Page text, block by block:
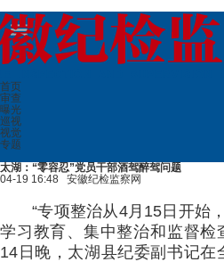
首页
审查
曝光
巡视
视觉
专题
太湖：“零容忍”党员干部酒驾醉驾问题
04-19 16:48
安徽纪检监察网
“专项整治从4月15日开始
学习教育、集中整治和监督检
14日晚，太湖县纪委副书记在